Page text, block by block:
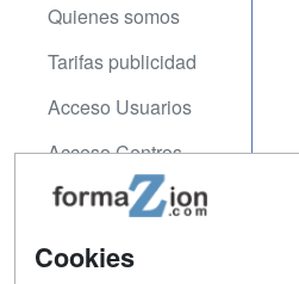
Quienes somos
Tarifas publicidad
Acceso Usuarios
Acceso Centros
Contactar
Cookies